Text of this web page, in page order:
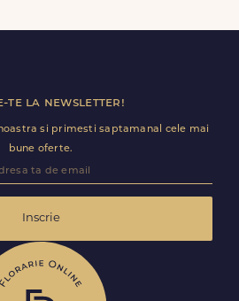
de cumparaturi.
te la newsletter!
si primesti saptamanal cele mai
bune oferte.
Inscrie